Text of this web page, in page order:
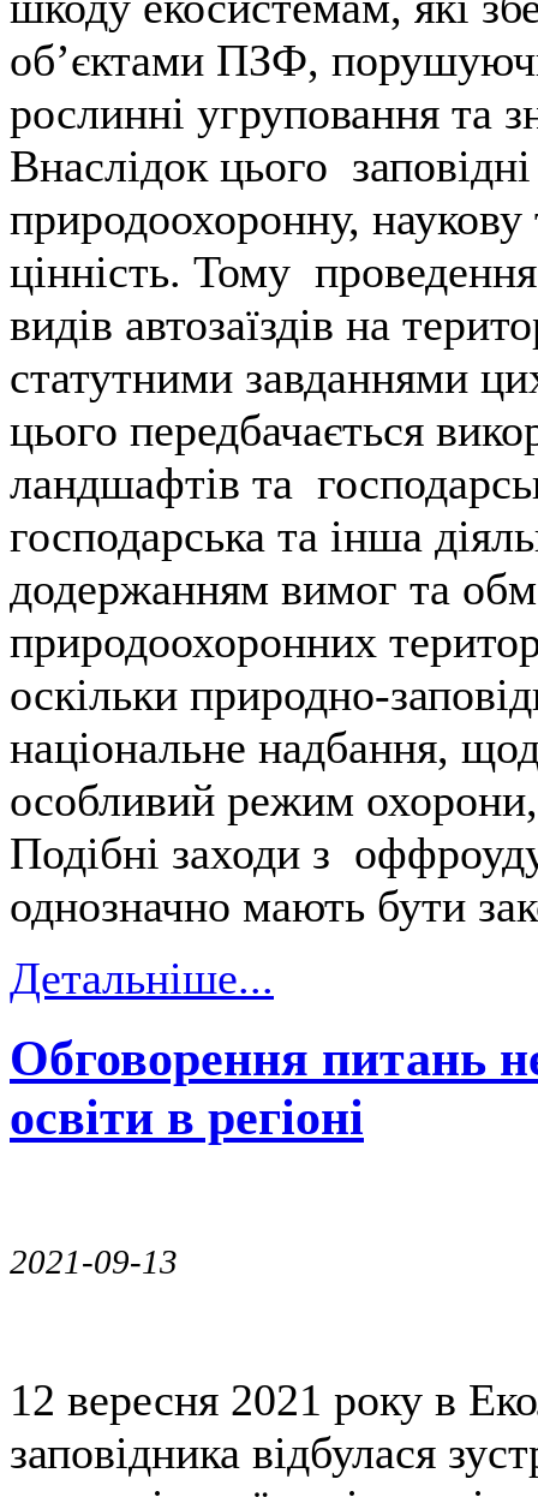
об’єктами ПЗФ,
рослинні угруповання та
Внаслідок цього
природоохоронну,
цінність. Тому
видів автозаїздів на
статутними завданнями
цього передбачається
ландшафтів та
господарська та інша
додержанням вимог та
природоохоронних
оскільки природно-
національне надбання,
особливий режим охорони,
Подібні заходи з
однозначно мають бути
Детальніше...
Обговорення питань
освіти в регіоні
2021-09-13
12 вересня 2021 року в
заповідника відбулася